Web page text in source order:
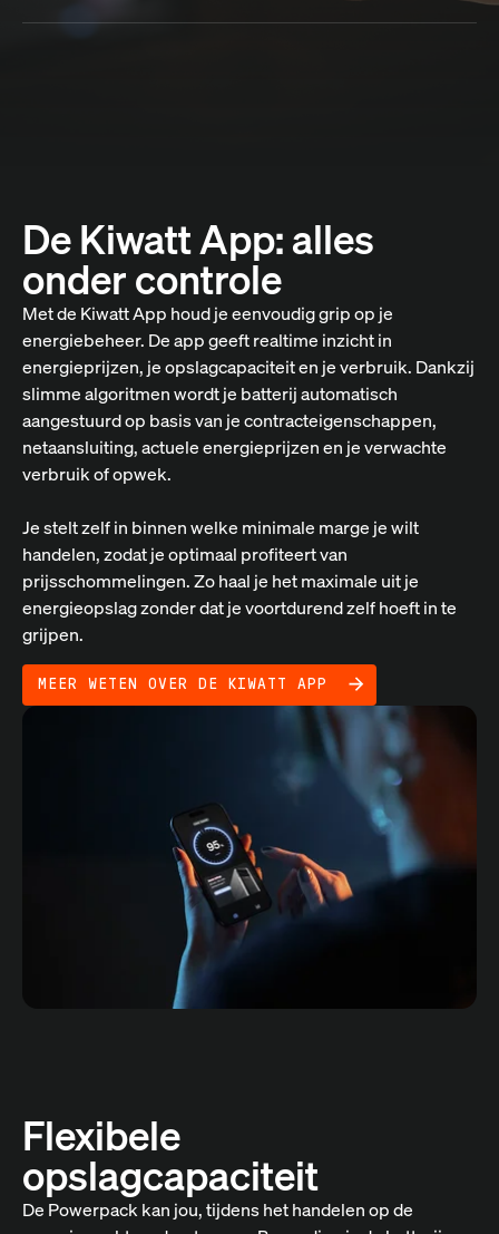
De Kiwatt App: alles
onder controle
Met de Kiwatt App houd je eenvoudig grip op je
energiebeheer. De app geeft realtime inzicht in
energieprijzen, je opslagcapaciteit en je verbruik. Dankzij
slimme algoritmen wordt je batterij automatisch
aangestuurd op basis van je contracteigenschappen,
netaansluiting, actuele energieprijzen en je verwachte
verbruik of opwek.
Je stelt zelf in binnen welke minimale marge je wilt
handelen, zodat je optimaal profiteert van
prijsschommelingen. Zo haal je het maximale uit je
energieopslag zonder dat je voortdurend zelf hoeft in te
grijpen.
MEER WETEN OVER DE KIWATT APP
Flexibele
opslagcapaciteit
De Powerpack kan jou, tijdens het handelen op de